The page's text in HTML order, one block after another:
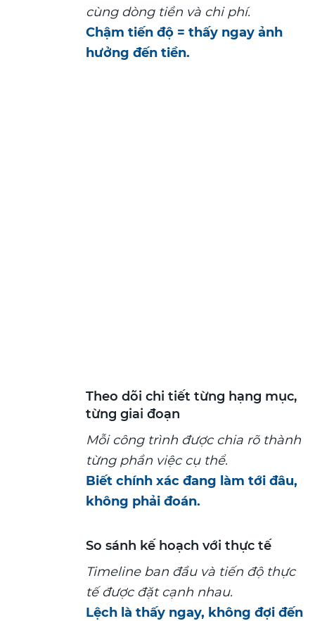
cùng dòng tiền và chi phí.
Chậm tiến độ = thấy ngay ảnh
hưởng đến tiền.
Theo dõi chi tiết từng hạng mục,
từng giai đoạn
Mỗi công trình được chia rõ thành
từng phần việc cụ thể.
Biết chính xác đang làm tới đâu,
không phải đoán.
So sánh kế hoạch với thực tế
Timeline ban đầu và tiến độ thực
tế được đặt cạnh nhau.
Lệch là thấy ngay, không đợi đến